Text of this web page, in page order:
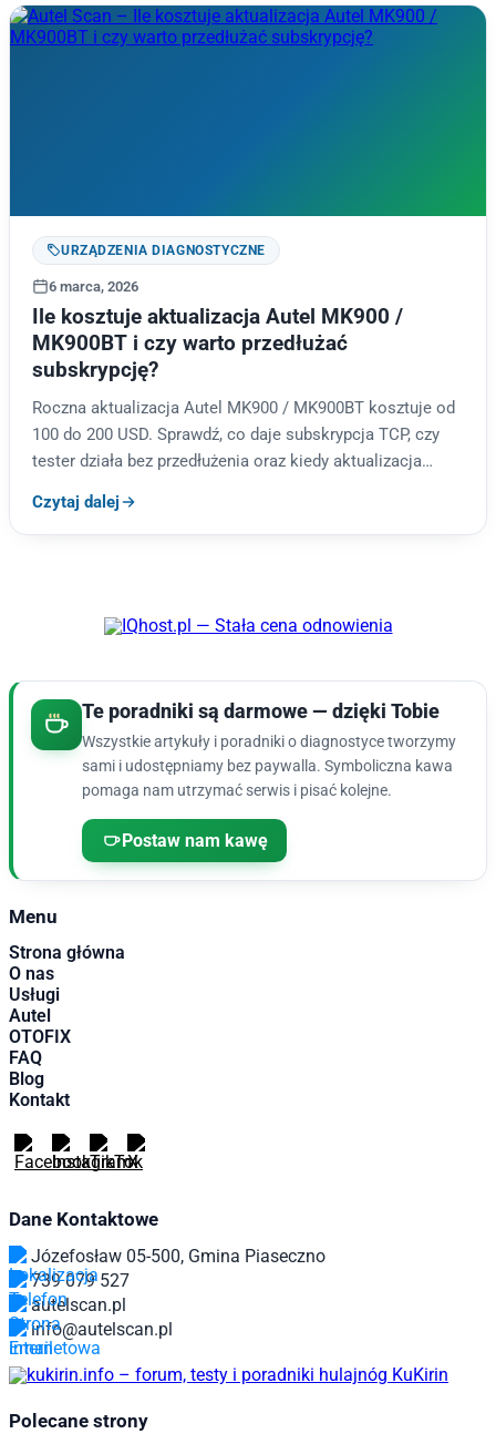
URZĄDZENIA DIAGNOSTYCZNE
6 marca, 2026
Ile kosztuje aktualizacja Autel MK900 /
MK900BT i czy warto przedłużać
subskrypcję?
Roczna aktualizacja Autel MK900 / MK900BT kosztuje od
100 do 200 USD. Sprawdź, co daje subskrypcja TCP, czy
tester działa bez przedłużenia oraz kiedy aktualizacja
Czytaj dalej
Te poradniki są darmowe — dzięki Tobie
Wszystkie artykuły i poradniki o diagnostyce tworzymy
sami i udostępniamy bez paywalla. Symboliczna kawa
pomaga nam utrzymać serwis i pisać kolejne.
Postaw nam kawę
Menu
Strona główna
O nas
Usługi
Autel
OTOFIX
FAQ
Blog
Kontakt
Dane Kontaktowe
Józefosław 05-500, Gmina Piaseczno
739 079 527
autelscan.pl
info@autelscan.pl
Polecane strony